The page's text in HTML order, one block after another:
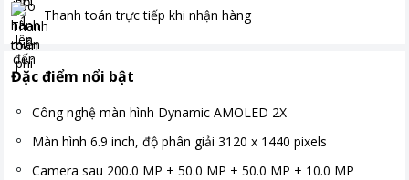
Thanh toán trực tiếp khi nhận hàng
Đặc điểm nổi bật
Công nghệ màn hình Dynamic AMOLED 2X
Màn hình 6.9 inch, độ phân giải 3120 x 1440 pixels
Camera sau 200.0 MP + 50.0 MP + 50.0 MP + 10.0 MP